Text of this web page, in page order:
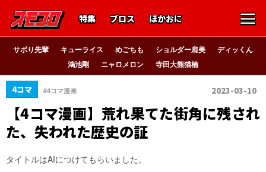
特集 ブロス ほかおに
サボり先輩 キューライス めごちも ショルダー肩美
ディッくん
鴻池剛
ニャロメロン 寺田大熊猫楠
4コマ #4コマ漫画 2023-03-10
【4コマ漫画】荒れ果てた街角に残され
た、失われた歴史の証
タイトルはAIにつけてもらいました。